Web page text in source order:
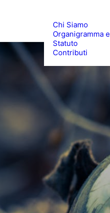
Chi Siamo
Organigramma e
Statuto
Contributi